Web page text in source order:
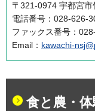
〒321-0974 宇都宮
電話番号：028-626-
ファックス番号：
Email： kawachi-
食と農・